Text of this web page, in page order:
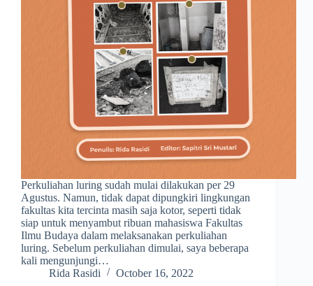
Perkuliahan luring sudah mulai dilakukan per 29
Agustus. Namun, tidak dapat dipungkiri lingkungan
fakultas kita tercinta masih saja kotor, seperti tidak
siap untuk menyambut ribuan mahasiswa Fakultas
Ilmu Budaya dalam melaksanakan perkuliahan
luring. Sebelum perkuliahan dimulai, saya beberapa
kali mengunjungi…
Rida Rasidi
October 16, 2022